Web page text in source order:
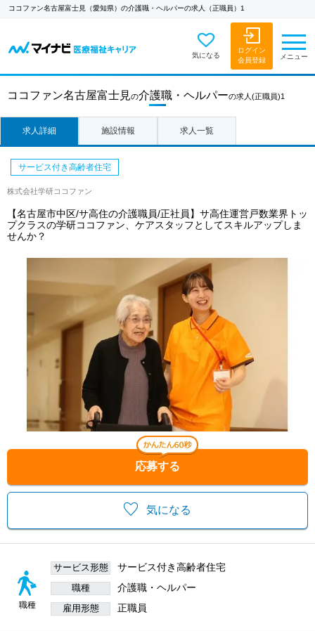
ココファン名古屋富士見（愛知県）の介護職・ヘルパーの求人（正職員）1
気になる
ログイン
会員登録
メニュー
ココファン名古屋富士見の介護職・ヘルパーの求人 (正職員)1
求人詳細 施設情報 求人一覧
気になる
応募する
サービス付き高齢者住宅
株式会社学研ココファン
【名古屋市中区/サ高住の介護職員/正社員】サ高住運営戸数業界トッ
プクラスの学研ココファン、ケアスタッフとしてスキルアップしま
せんか？
職種
サービス形態 サービス付き高齢者住宅
職種 介護職・ヘルパー
雇用形態 正職員